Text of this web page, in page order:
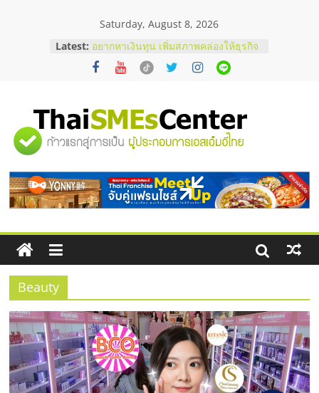
Saturday, August 8, 2026
Latest: บริษัท Cybersecurity ในไทยที่ไหนดี?
วิธีเลือกผู้ให้บริการให้คุ้มค่าและตอบ
โจทย์ธุรกิจ
สัมมนาออนไลน์ โอกาสบริหารสถานี
บริการน้ำมัน Shell
สัมมนาลงทุน แฟรนไชส์ยอนนี่
ไชส์ ครั้งที่ 8
ร้านเครื่องเสียงคุณภาพสูง พร้อม
โซลูชันระบบภาพและเสียง
"ศูนย์
รวม
ข้อมูล
ธุรกิจ
SME
แห่ง
ประเทศไทย,
Beauty